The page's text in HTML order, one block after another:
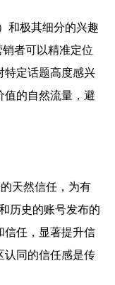
和极其细分的兴趣
者可以精准定位
特定话题高度感兴
值的自然流量，避
天然信任，为有
历史的账号发布的
信任，显著提升信
认同的信任感是传